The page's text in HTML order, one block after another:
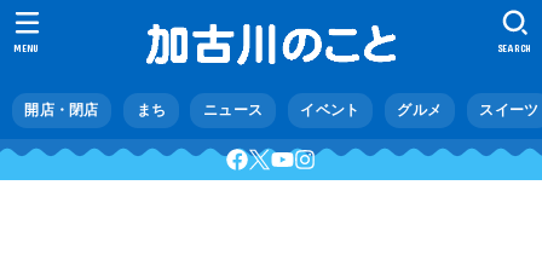
開店・閉店 まち ニュース イベント グルメ スイーツ
SEARCH
MENU